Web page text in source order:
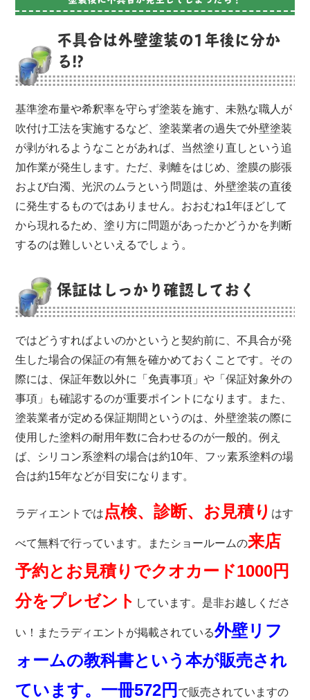
不具合は外壁塗装の1年後に分か
る!?
基準塗布量や希釈率を守らず塗装を施す、未熟な職人が
吹付け工法を実施するなど、塗装業者の過失で外壁塗装
が剥がれるようなことがあれば、当然塗り直しという追
加作業が発生します。ただ、剥離をはじめ、塗膜の膨張
および白濁、光沢のムラという問題は、外壁塗装の直後
に発生するものではありません。おおむね1年ほどして
から現れるため、塗り方に問題があったかどうかを判断
するのは難しいといえるでしょう。
保証はしっかり確認しておく
ではどうすればよいのかというと契約前に、不具合が発
生した場合の保証の有無を確かめておくことです。その
際には、保証年数以外に「免責事項」や「保証対象外の
事項」も確認するのが重要ポイントになります。また、
塗装業者が定める保証期間というのは、外壁塗装の際に
使用した塗料の耐用年数に合わせるのが一般的。例え
ば、シリコン系塗料の場合は約10年、フッ素系塗料の場
合は約15年などが目安になります。
ラディエント では 点検、診断、お見積り はす
べて無料で行っています。またショールームの来店
予約とお見積りでクオカード1000円
分をプレゼント しています。是非お越しくださ
い！またラディ エントが掲載されている外壁リフ
ォームの教科書という本が販売され
ています。一冊572円 で販売されていますの